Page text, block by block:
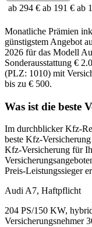
ab 294 € ab 191 € ab
Monatliche Prämien
günstigstem Angebot
2026 für das Modell
Sonderausstattung €
(PLZ: 1010) mit
bis zu € 500.
Was ist die beste
Im durchblicker Kfz-
beste Kfz-
Kfz-Versicherung für
Preis-Leistungssieger
Audi A7, Haftpflicht
204 PS/150 KW,
Versicherungsnehmer